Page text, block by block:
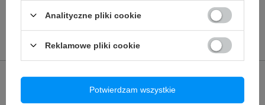
POLECANE
Poprzedni z tej kategorii Następny z tej kategorii
Analityczne pliki cookie
Reklamowe pliki cookie
Potwierdzam wszystkie